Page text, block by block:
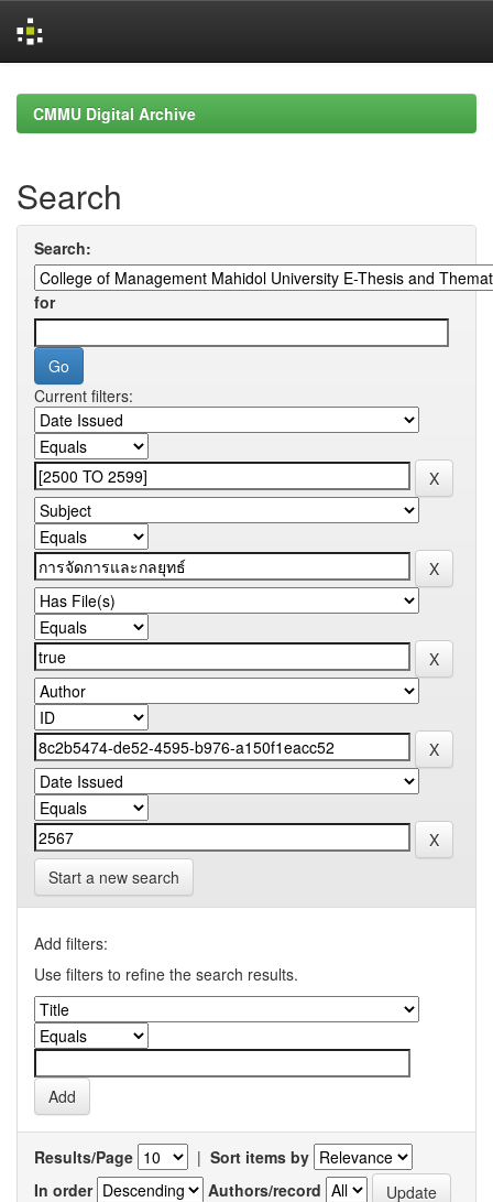
navigationCMMU Digital Archive
Search
Search:
for
Current filters:
Start a new search
Add filters:
Use filters to refine the search results.
Results/Page | Sort items by
In order
Authors/record